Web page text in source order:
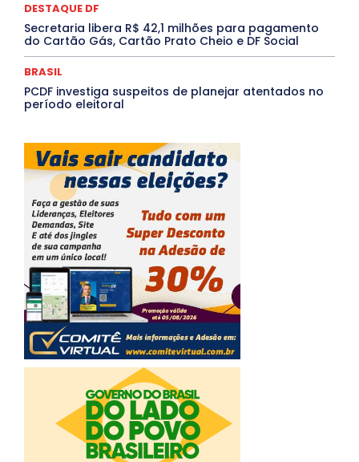
DESTAQUE DF
Secretaria libera R$ 42,1 milhões para pagamento
do Cartão Gás, Cartão Prato Cheio e DF Social
BRASIL
PCDF investiga suspeitos de planejar atentados no
período eleitoral